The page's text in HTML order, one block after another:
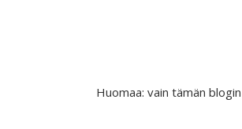
Huomaa: vain tämän